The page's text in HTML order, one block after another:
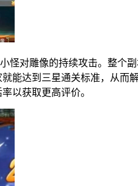
怪对雕像的持续攻击。整
能达到三星通关标准，从
以获取更高评价。